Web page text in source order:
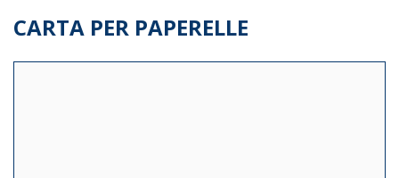
CARTA PER PAPERELLE